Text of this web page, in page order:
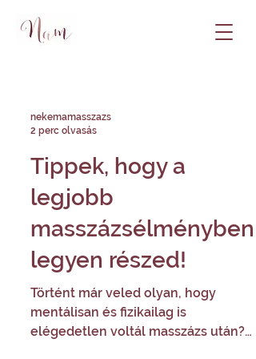
nekemamasszazs
2 perc olvasás
Tippek, hogy a
legjobb
masszázsélményben
legyen részed!
Történt már veled olyan, hogy
mentálisan és fizikailag is
elégedetlen voltál masszázs után?